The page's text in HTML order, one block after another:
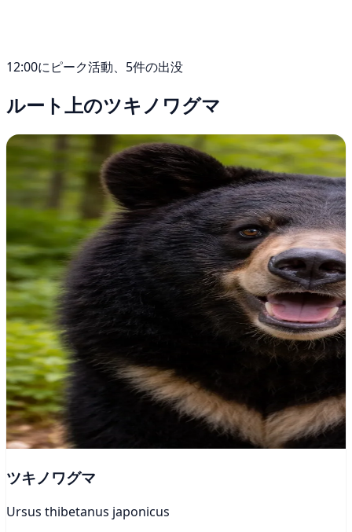
12:00にピーク活動、5件の出没
ルート上のツキノワグマ
ツキノワグマ
Ursus thibetanus japonicus